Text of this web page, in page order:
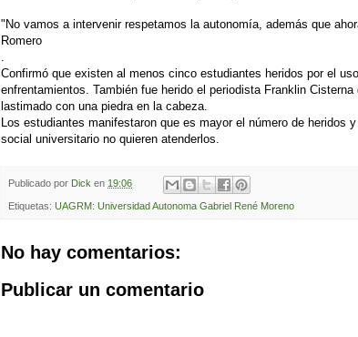
"No vamos a intervenir respetamos la autonomía, además que
Romero
.
Confirmó que existen al menos cinco estudiantes heridos por el
enfrentamientos. También fue herido el periodista Franklin
lastimado con una piedra en la cabeza.
Los estudiantes manifestaron que es mayor el número de heridos
social universitario no quieren atenderlos.
Publicado por Dick en 19:06
Etiquetas: UAGRM: Universidad Autonoma Gabriel René Moreno
No hay comentarios:
Publicar un comentario